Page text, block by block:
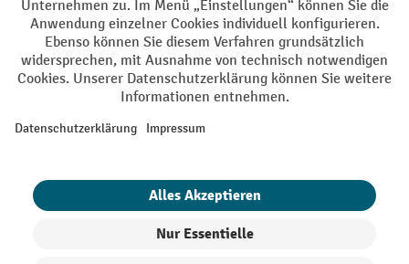
AGB Impressum Datenschutz
Barrierefreiheit Grounding Page Privacy Settings
Alle Preise exkl. gesetzl. Mehrwertsteuer zzgl.Versandkosten und ggf.
Nachnahmegebühren, wenn nicht anders angegeben.
¹ Der Rabatt gilt so lange der Vorrat reicht. Der Rabatt gilt nicht auf
Erstregistrierung für den Newsletter gewährt. Der Gutschein ist 10
Tage gültig und kann ab einem Netto-Bestellwert von 250,- € online
eingelöst werden. Die Höhe des Rabatts variiert je nach